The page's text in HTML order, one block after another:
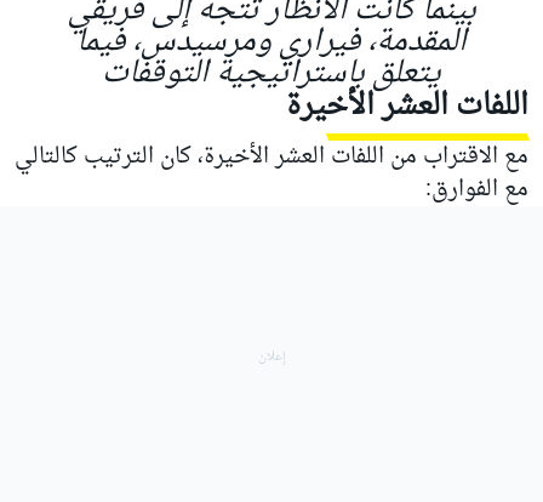
المقدمة، فيراري ومرسيدس، فيما
يتعلق باستراتيجية التوقفات
اللفات العشر الأخيرة
مع الاقتراب من اللفات العشر الأخيرة، كان الترتيب كالتالي
مع الفوارق: